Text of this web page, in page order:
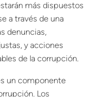
más dispuestos
a través de una
denuncias,
y acciones
de la corrupción.
un componente
Los